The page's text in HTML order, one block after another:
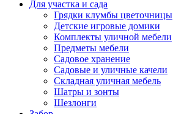
Для участка и сада
Грядки клумбы цветочницы
Детские игровые домики
Комплекты уличной мебели
Предметы мебели
Садовое хранение
Садовые и уличные качели
Складная уличная мебель
Шатры и зонты
Шезлонги